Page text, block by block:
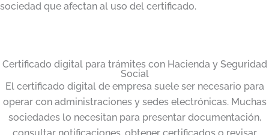
sociedad que afectan al uso del certificado.
Certificado digital para trámites con Hacienda y Seguridad
Social
El certificado digital de empresa suele ser necesario para
operar con administraciones y sedes electrónicas. Muchas
sociedades lo necesitan para presentar documentación,